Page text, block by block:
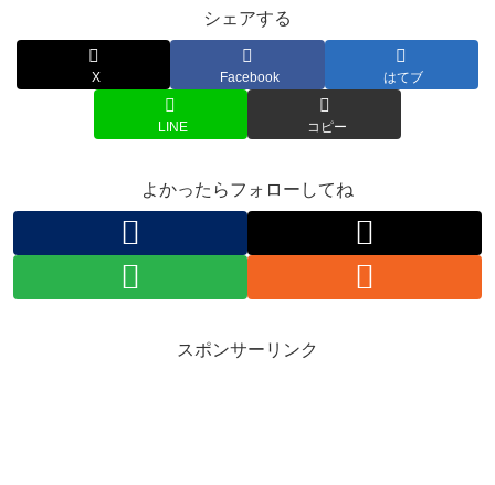
シェアする
X Facebook はてブ
LINE コピー
よかったらフォローしてね
スポンサーリンク